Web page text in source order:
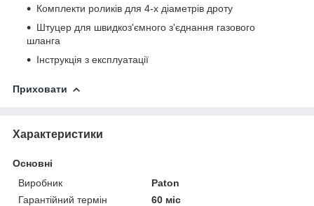
Комплекти роликів для 4-х діаметрів дроту
Штуцер для швидкоз'ємного з'єднання газового
шланга
Інструкція з експлуатації
Приховати
Характеристики
Основні
Виробник
Paton
Гарантійний термін
60 міс